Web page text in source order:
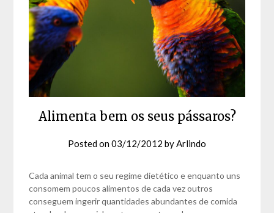
Alimenta bem os seus pássaros?
Posted on03/12/2012 byArlindo
Cada animal tem o seu regime dietético e enquanto uns
consomem poucos alimentos de cada vez outros
conseguem ingerir quantidades abundantes de comida